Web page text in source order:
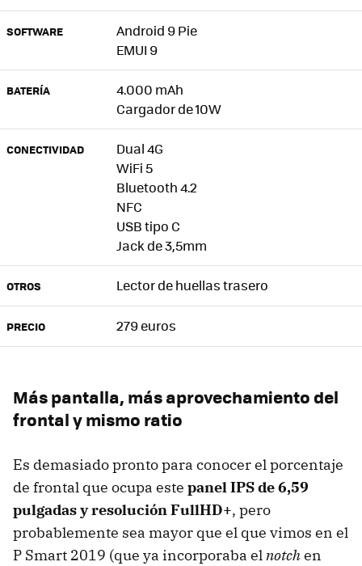
SOFTWARE
Android 9 Pie
EMUI 9
BATERÍA
4.000 mAh
Cargador de 10W
CONECTIVIDAD
Dual 4G
WiFi 5
Bluetooth 4.2
NFC
USB tipo C
Jack de 3,5mm
OTROS Lector de huellas trasero
PRECIO 279 euros
Más pantalla, más aprovechamiento del
frontal y mismo ratio
Es demasiado pronto para conocer el porcentaje
de frontal que ocupa este panel IPS de 6,59
pulgadas y resolución FullHD+, pero
probablemente sea mayor que el que vimos en el
P Smart 2019 (que ya incorporaba elnotchen